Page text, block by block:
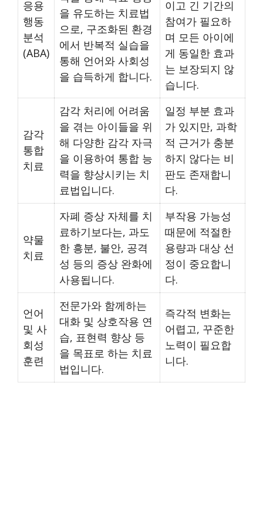
응용
행동
분석
(ABA)
을 유도하는 치료법
으로, 구조화된 환경
에서 반복적 실습을
통해 언어와 사회성
을 습득하게 합니다.
이고 긴 기간의
참여가 필요하
며 모든 아이에
게 동일한 효과
는 보장되지 않
습니다.
감각
통합
치료
감각 처리에 어려움
을 겪는 아이들을 위
해 다양한 감각 자극
을 이용하여 통합 능
력을 향상시키는 치
료법입니다.
일정 부분 효과
가 있지만, 과학
적 근거가 충분
하지 않다는 비
판도 존재합니
다.
약물
치료
자폐 증상 자체를 치
료하기보다는, 과도
한 흥분, 불안, 공격
성 등의 증상 완화에
사용됩니다.
부작용 가능성
때문에 적절한
용량과 대상 선
정이 중요합니
다.
언어
및 사
회성
훈련
전문가와 함께하는
대화 및 상호작용 연
습, 표현력 향상 등
을 목표로 하는 치료
법입니다.
즉각적 변화는
어렵고, 꾸준한
노력이 필요합
니다.